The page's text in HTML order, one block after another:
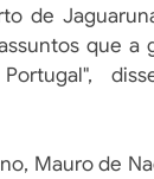
de
que a
Mauro de